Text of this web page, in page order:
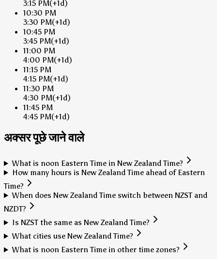
3:15 PM(+1d)
10:30 PM
3:30 PM(+1d)
10:45 PM
3:45 PM(+1d)
11:00 PM
4:00 PM(+1d)
11:15 PM
4:15 PM(+1d)
11:30 PM
4:30 PM(+1d)
11:45 PM
4:45 PM(+1d)
अक्सर पूछे जाने वाले
What is noon Eastern Time in New Zealand Time?
How many hours is New Zealand Time ahead of Eastern
Time?
When does New Zealand Time switch between NZST and
NZDT?
Is NZST the same as New Zealand Time?
What cities use New Zealand Time?
What is noon Eastern Time in other time zones?